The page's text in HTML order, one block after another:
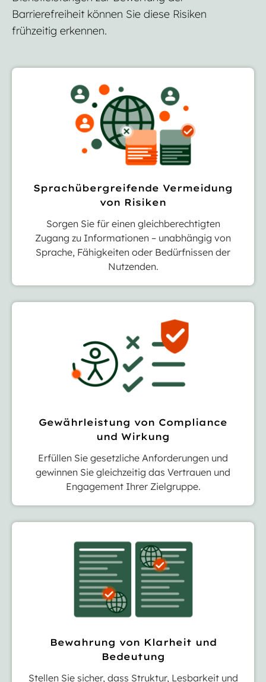
Barrierefreiheit können Sie diese Risiken
frühzeitig erkennen.
Sprachübergreifende Vermeidung
von Risiken
Sorgen Sie für einen gleichberechtigten
Zugang zu Informationen – unabhängig von
Sprache, Fähigkeiten oder Bedürfnissen der
Nutzenden.
Gewährleistung von Compliance
und Wirkung
Erfüllen Sie gesetzliche Anforderungen und
gewinnen Sie gleichzeitig das Vertrauen und
Engagement Ihrer Zielgruppe.
Bewahrung von Klarheit und
Bedeutung
Stellen Sie sicher, dass Struktur, Lesbarkeit und